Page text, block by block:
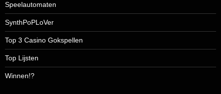
Speelautomaten
SynthPoPLoVer
Top 3 Casino Gokspellen
Top Lijsten
Winnen!?